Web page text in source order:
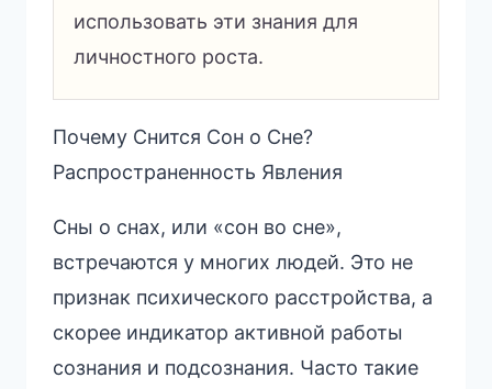
использовать эти знания для
личностного роста.
Почему Снится Сон о Сне?
Распространенность Явления
Сны о снах, или «сон во сне»,
встречаются у многих людей. Это не
признак психического расстройства, а
скорее индикатор активной работы
сознания и подсознания. Часто такие